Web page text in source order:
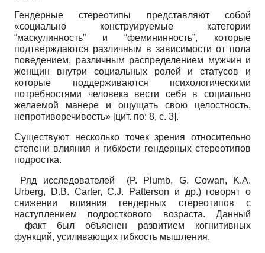
Гендерные стереотипы представляют собой
«социально конструируемые категории
“маскулинность” и “фемининность”, которые
подтверждаются различным в зависимости от пола
поведением, различным распределением мужчин и
женщин внутри социальных ролей и статусов и
которые поддерживаются психологическими
потребностями человека вести себя в социально
желаемой манере и ощущать свою целостность,
непротиворечивость» [цит. по: 8, с. 3].
Существуют несколько точек зрения относительно
степени влияния и гибкости гендерных стереотипов
подростка.
Ряд исследователей (P. Plumb, G. Cowan, K.A.
Urberg, D.B. Carter, C.J. Patterson и др.) говорят о
снижении влияния гендерных стереотипов с
наступлением подросткового возраста. Данный
факт был объяснен развитием когнитивных
функций, усиливающих гибкость мышления.